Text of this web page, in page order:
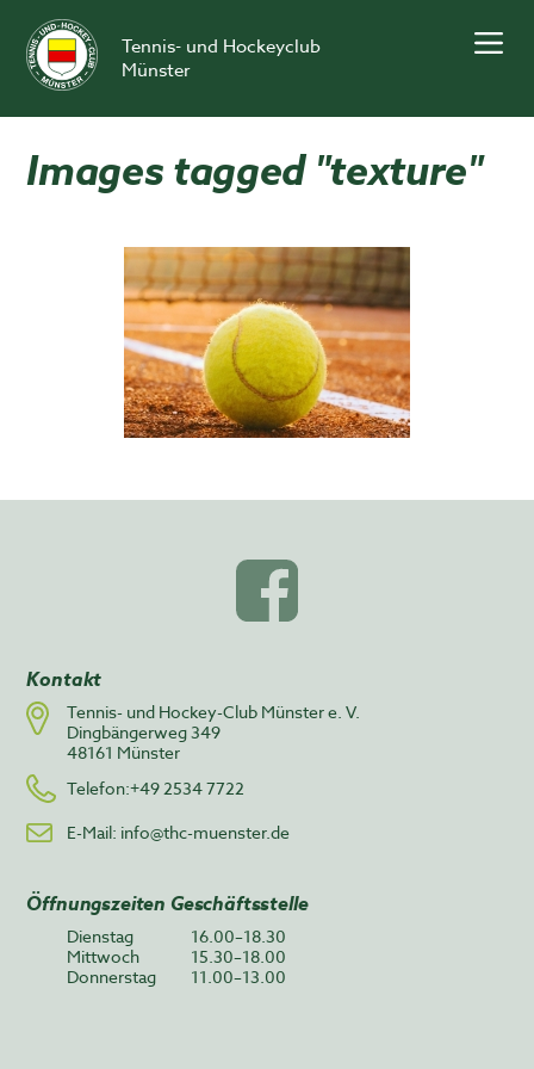
content
Tennis- und Hockeyclub
Münster
Images tagged "texture"
Kontakt
Tennis- und Hockey-Club Münster e. V.
Dingbängerweg 349
48161 Münster
Telefon:+49 2534 7722
E-Mail: info@thc-muenster.de
Öffnungszeiten Geschäftsstelle
Dienstag
16.00–18.30
Mittwoch
15.30–18.00
Donnerstag
11.00–13.00